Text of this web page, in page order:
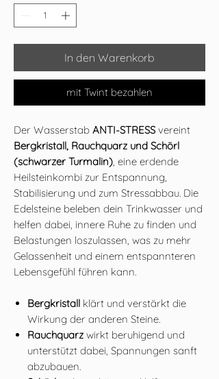
In den Warenkorb
mit Twint bezahlen
Der Wasserstab ANTI-STRESS vereint
Bergkristall, Rauchquarz und Schörl
(schwarzer Turmalin), eine erdende
Heilsteinkombi zur Entspannung,
Stabilisierung und zum Stressabbau. Die
Edelsteine beleben dein Trinkwasser und
helfen dabei, innere Ruhe zu finden und
Belastungen loszulassen, was zu mehr
Gelassenheit und einem entspannteren
Lebensgefühl führen kann.
Bergkristall klärt und verstärkt die
Wirkung der anderen Steine.
Rauchquarz wirkt beruhigend und
unterstützt dabei, Spannungen sanft
abzubauen.